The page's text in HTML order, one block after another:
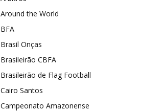
Around the World
BFA
Brasil Onças
Brasileirão CBFA
Brasileirão de Flag Football
Cairo Santos
Campeonato Amazonense